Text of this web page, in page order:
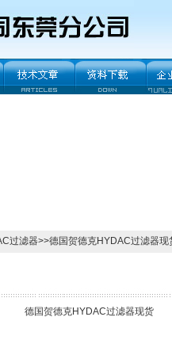
过滤器>>德国贺德克HYDAC过滤器现
德国贺德克HYDAC过滤器现货